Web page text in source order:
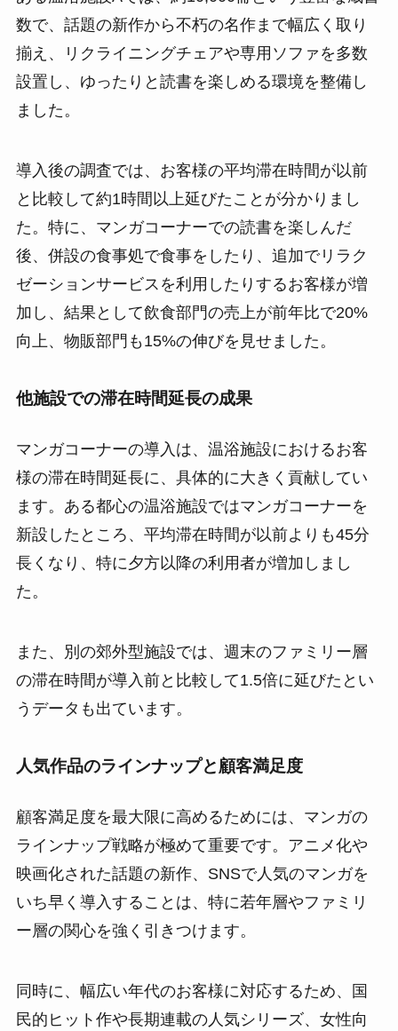
数で、話題の新作から不朽の名作まで幅広く取り
揃え、リクライニングチェアや専用ソファを多数
設置し、ゆったりと読書を楽しめる環境を整備し
ました。
導入後の調査では、お客様の平均滞在時間が以前
と比較して約1時間以上延びたことが分かりまし
た。特に、マンガコーナーでの読書を楽しんだ
後、併設の食事処で食事をしたり、追加でリラク
ゼーションサービスを利用したりするお客様が増
加し、結果として飲食部門の売上が前年比で20%
向上、物販部門も15%の伸びを見せました。
他施設での滞在時間延長の成果
マンガコーナーの導入は、温浴施設におけるお客
様の滞在時間延長に、具体的に大きく貢献してい
ます。ある都心の温浴施設ではマンガコーナーを
新設したところ、平均滞在時間が以前よりも45分
長くなり、特に夕方以降の利用者が増加しまし
た。
また、別の郊外型施設では、週末のファミリー層
の滞在時間が導入前と比較して1.5倍に延びたとい
うデータも出ています。
人気作品のラインナップと顧客満足度
顧客満足度を最大限に高めるためには、マンガの
ラインナップ戦略が極めて重要です。アニメ化や
映画化された話題の新作、SNSで人気のマンガを
いち早く導入することは、特に若年層やファミリ
ー層の関心を強く引きつけます。
同時に、幅広い年代のお客様に対応するため、国
民的ヒット作や長期連載の人気シリーズ、女性向